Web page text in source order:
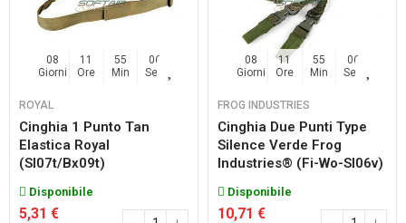
08
Giorni
11
Ore
55
Min
06
Sec
ROYAL
Cinghia 1 Punto Tan
Elastica Royal
(sl07t/bx09t)
Disponibile
5,31 €
08
Giorni
11
Ore
55
Min
06
Sec
FROG INDUSTRIES
Cinghia Due Punti Type
Silence Verde Frog
Industries® (fi-Wo-Sl06v)
Disponibile
10,71 €